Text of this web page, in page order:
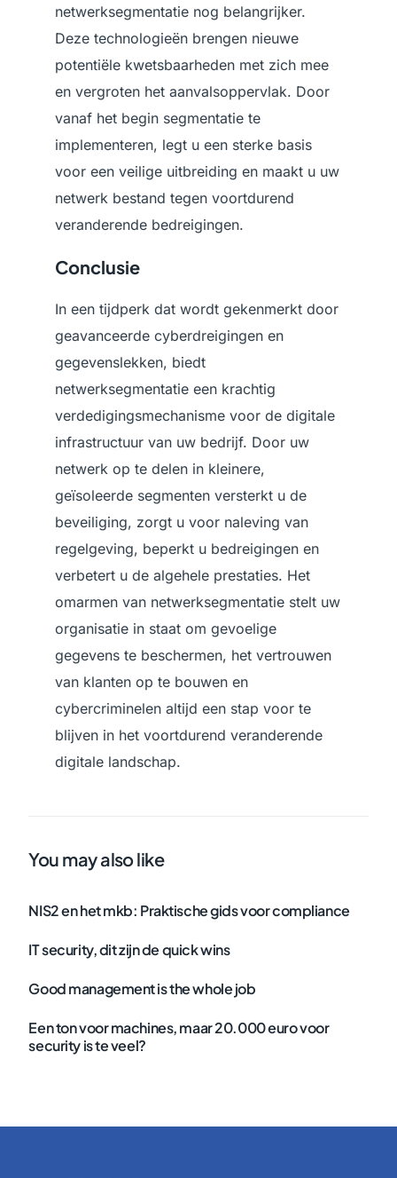
netwerksegmentatie nog belangrijker.
Deze technologieën brengen nieuwe
potentiële kwetsbaarheden met zich mee
en vergroten het aanvalsoppervlak. Door
vanaf het begin segmentatie te
implementeren, legt u een sterke basis
voor een veilige uitbreiding en maakt u uw
netwerk bestand tegen voortdurend
veranderende bedreigingen.
Conclusie
In een tijdperk dat wordt gekenmerkt door
geavanceerde cyberdreigingen en
gegevenslekken, biedt
netwerksegmentatie een krachtig
verdedigingsmechanisme voor de digitale
infrastructuur van uw bedrijf. Door uw
netwerk op te delen in kleinere,
geïsoleerde segmenten versterkt u de
beveiliging, zorgt u voor naleving van
regelgeving, beperkt u bedreigingen en
verbetert u de algehele prestaties. Het
omarmen van netwerksegmentatie stelt uw
organisatie in staat om gevoelige
gegevens te beschermen, het vertrouwen
van klanten op te bouwen en
cybercriminelen altijd een stap voor te
blijven in het voortdurend veranderende
digitale landschap.
You may also like
NIS2 en het mkb: Praktische gids voor compliance
IT security, dit zijn de quick wins
Good management is the whole job
Een ton voor machines, maar 20.000 euro voor
security is te veel?